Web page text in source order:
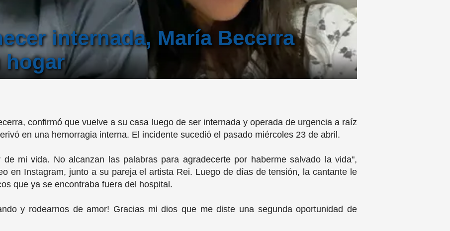
internada, María Becerra
hogar
confirmó que vuelve a su casa luego de ser internada y operada de urgencia a raíz
en una hemorragia interna. El incidente sucedió el pasado miércoles 23 de abril.
mi vida. No alcanzan las palabras para agradecerte por haberme salvado la vida",
en Instagram, junto a su pareja el artista Rei. Luego de días de tensión, la cantante le
que ya se encontraba fuera del hospital.
y rodearnos de amor! Gracias mi dios que me diste una segunda oportunidad de